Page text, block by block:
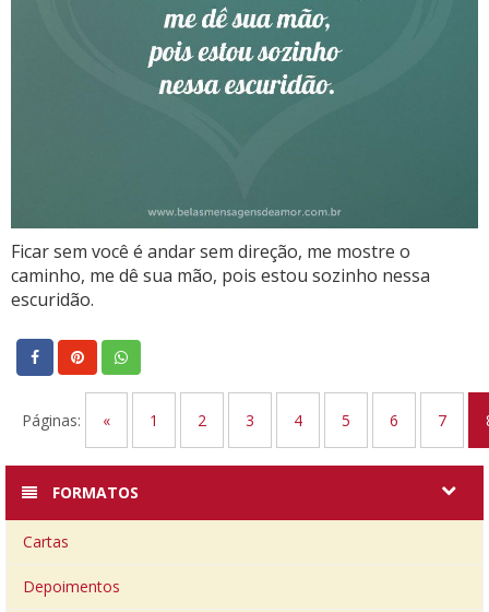
Ficar sem você é andar sem direção, me mostre o
caminho, me dê sua mão, pois estou sozinho nessa
escuridão.
Páginas: « 1 2 3 4 5 6 7
FORMATOS
Cartas
Depoimentos